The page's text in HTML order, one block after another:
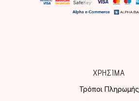
ΧΡΗΣΙΜΑ
Τρόποι Πληρωμής